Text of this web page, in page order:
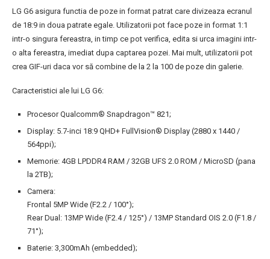
LG G6 asigura functia de poze in format patrat care divizeaza ecranul
de 18:9 in doua patrate egale. Utilizatorii pot face poze in format 1:1
intr-o singura fereastra, in timp ce pot verifica, edita si urca imagini intr-
o alta fereastra, imediat dupa captarea pozei. Mai mult, utilizatorii pot
crea GIF-uri daca vor să combine de la 2 la 100 de poze din galerie.
Caracteristici ale lui LG G6:
Procesor Qualcomm® Snapdragon™ 821;
Display: 5.7-inci 18:9 QHD+ FullVision® Display (2880 x 1440 /
564ppi);
Memorie: 4GB LPDDR4 RAM / 32GB UFS 2.0 ROM / MicroSD (pana
la 2TB);
Camera:
Frontal 5MP Wide (F2.2 / 100°);
Rear Dual: 13MP Wide (F2.4 / 125°) / 13MP Standard OIS 2.0 (F1.8 /
71°);
Baterie: 3,300mAh (embedded);